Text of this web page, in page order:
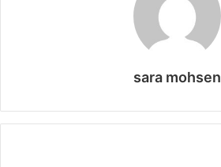
sara mohsen